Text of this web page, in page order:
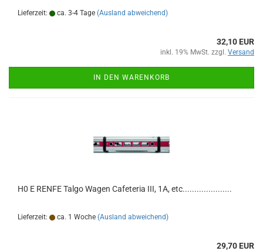
Lieferzeit: ca. 3-4 Tage (Ausland abweichend)
32,10 EUR
inkl. 19% MwSt. zzgl. Versand
IN DEN WARENKORB
H0 E RENFE Talgo Wagen Cafeteria III, 1A, etc.....................
Lieferzeit: ca. 1 Woche (Ausland abweichend)
29,70 EUR